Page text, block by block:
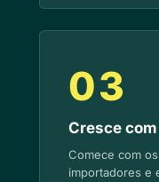
03
Cresce
Comece com
importadores e